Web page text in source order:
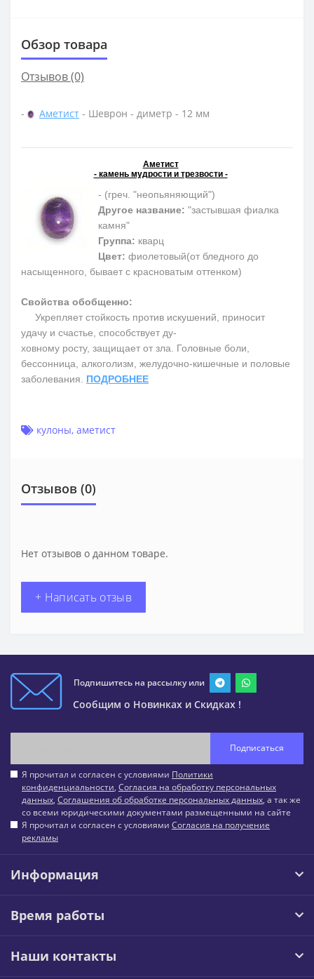
Обзор товара
Отзывов (0)
- Аметист - Шеврон - диметр - 12 мм
Аметист
- камень мудрости и трезвости -
- (греч. "неопьяняющий")
Другое название: "застывшая фиалка
камня"
Группа: кварц
Цвет: фиолетовый(от бледного до
насыщенного, бывает с красноватым оттенком)
Свойства обобщенно:
Укрепляет стойкость против искушений, приносит
удачу и счастье, способствует ду-
ховному росту, защищает от зла. Головные боли,
бессонница, алкоголизм, желудочно-кишечные и половые
заболевания. ПОДРОБНЕЕ
кулоны, аметист
Отзывов (0)
Нет отзывов о данном товаре.
+ Написать отзыв
Подпишитесь на рассылку или
Сообщим о Новинках и Скидках !
Подписаться
Я прочитал и согласен с условиями Политики
конфиденциальности, Согласия на обработку персональных
данных, Соглашения об обработке персональных данных, а так же
со всеми юридическими документами размещенными на сайте
Я прочитал и согласен с условиями Согласия на получение
рекламы
Информация
Время работы
Наши контакты